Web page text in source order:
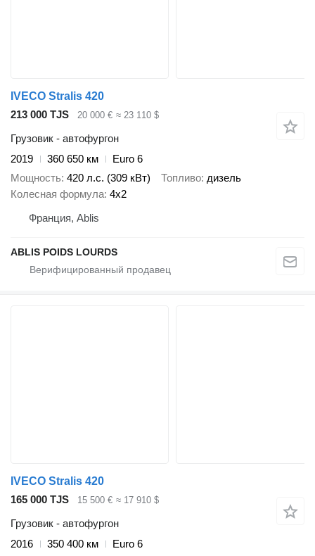
IVECO Stralis 420
213 000 TJS
20 000 € ≈ 23 110 $
Грузовик - автофургон
2019
360 650 км
Euro 6
Мощность 420 л.с. (309 кВт) Топливо дизель
Колесная формула 4x2
Франция, Ablis
ABLIS POIDS LOURDS
IVECO Stralis 420
165 000 TJS
15 500 € ≈ 17 910 $
Грузовик - автофургон
2016
350 400 км Euro 6